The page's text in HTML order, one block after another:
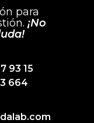
para
¡No
93 15
664